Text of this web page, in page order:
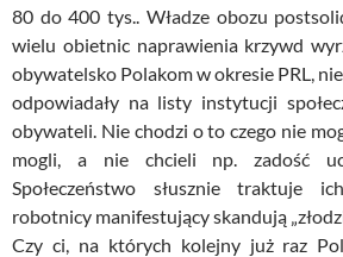
80 do 400 tys.. Władze obozu
wielu obietnic naprawienia krzywd
obywatelsko Polakom w okresie PRL,
odpowiadały na listy instytucji
obywateli. Nie chodzi o to czego nie
mogli, a nie chcieli np. zadość
Społeczeństwo słusznie traktuje
robotnicy manifestujący skandują
Czy ci, na których kolejny już raz